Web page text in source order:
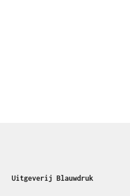
Uitgeverij Blauwdruk